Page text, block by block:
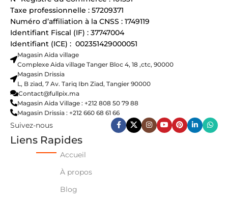
Taxe professionnelle : 57209371
Numéro d’affiliation à la CNSS : 1749119
Identifiant Fiscal (IF) : 37747004
Identifiant (ICE) : 002351429000051
Magasin Aida village
Complexe Aida village Tanger Bloc 4, 18 ,ctc, 90000
Magasin Drissia
L, B ziad, 7 Av. Tariq Ibn Ziad, Tangier 90000
Contact@fullpix.ma
Magasin Aida Village : +212 808 50 79 88
Magasin Drissia : +212 660 68 61 66
Suivez-nous
Liens Rapides
Accueil
À propos
Blog